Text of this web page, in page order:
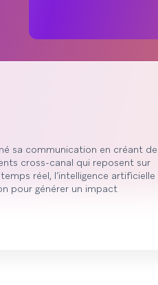
sa communication en créant de
cross-canal qui reposent sur
réel, l’intelligence artificielle
pour générer un impact